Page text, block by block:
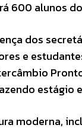
600 alunos
dos
e
estágio
moderna,